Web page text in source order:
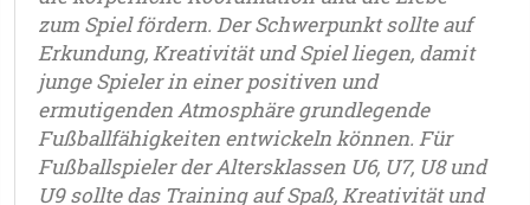
zum Spiel fördern. Der Schwerpunkt sollte auf
Erkundung, Kreativität und Spiel liegen, damit
junge Spieler in einer positiven und
ermutigenden Atmosphäre grundlegende
Fußballfähigkeiten entwickeln können. Für
Fußballspieler der Altersklassen U6, U7, U8 und
U9 sollte das Training auf Spaß, Kreativität und